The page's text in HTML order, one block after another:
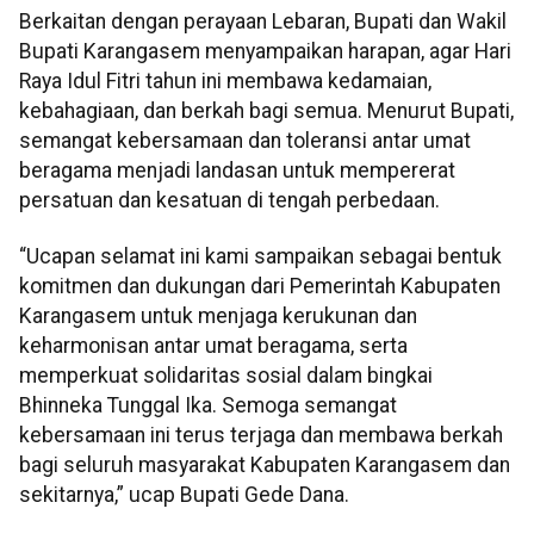
Berkaitan dengan perayaan Lebaran, Bupati dan Wakil
Bupati Karangasem menyampaikan harapan, agar Hari
Raya Idul Fitri tahun ini membawa kedamaian,
kebahagiaan, dan berkah bagi semua. Menurut Bupati,
semangat kebersamaan dan toleransi antar umat
beragama menjadi landasan untuk mempererat
persatuan dan kesatuan di tengah perbedaan.
“Ucapan selamat ini kami sampaikan sebagai bentuk
komitmen dan dukungan dari Pemerintah Kabupaten
Karangasem untuk menjaga kerukunan dan
keharmonisan antar umat beragama, serta
memperkuat solidaritas sosial dalam bingkai
Bhinneka Tunggal Ika. Semoga semangat
kebersamaan ini terus terjaga dan membawa berkah
bagi seluruh masyarakat Kabupaten Karangasem dan
sekitarnya,” ucap Bupati Gede Dana.